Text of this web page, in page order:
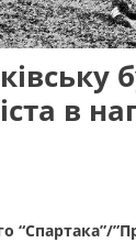
в
“Спартака”/